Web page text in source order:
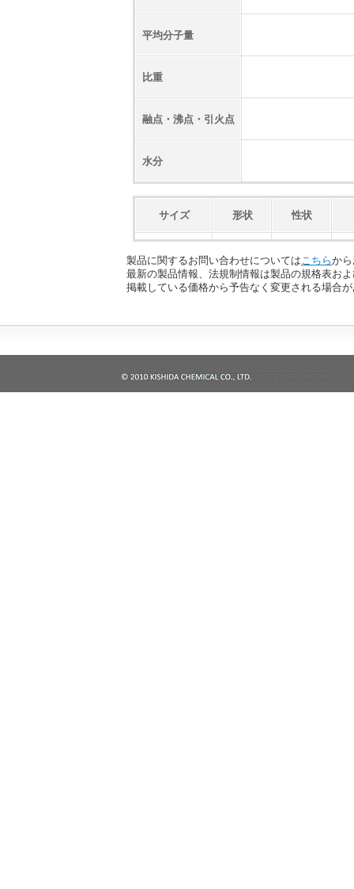
平均分子量
比重
融点・沸点・引火点
水分
サイズ 形状 性状
製品に関するお問い合わせについては こちらか
最新の製品情報、法規制情報は製品の規格表お
掲載している価格から予告なく変更される場合